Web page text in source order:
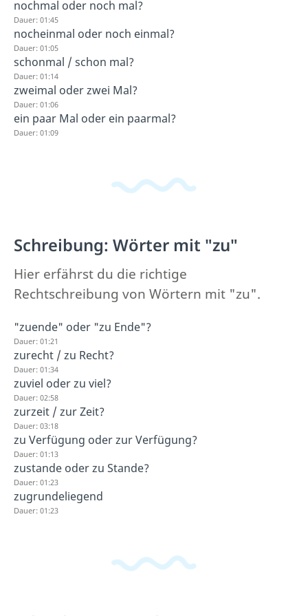
nochmal oder noch mal?
Dauer: 01:45
nocheinmal oder noch einmal?
Dauer: 01:05
schonmal / schon mal?
Dauer: 01:14
zweimal oder zwei Mal?
Dauer: 01:06
ein paar Mal oder ein paarmal?
Dauer: 01:09
Schreibung: Wörter mit "zu"
Hier erfährst du die richtige
Rechtschreibung von Wörtern mit "zu".
"zuende" oder "zu Ende"?
Dauer: 01:21
zurecht / zu Recht?
Dauer: 01:34
zuviel oder zu viel?
Dauer: 02:58
zurzeit / zur Zeit?
Dauer: 03:18
zu Verfügung oder zur Verfügung?
Dauer: 01:13
zustande oder zu Stande?
Dauer: 01:23
zugrundeliegend
Dauer: 01:23